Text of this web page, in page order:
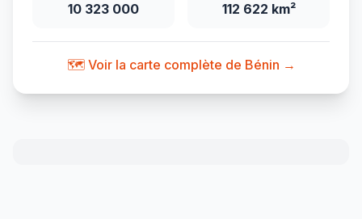
10 323 000 112 622 km²
🗺️ Voir la carte complète de Bénin →